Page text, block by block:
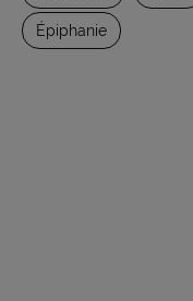
Épiphanie